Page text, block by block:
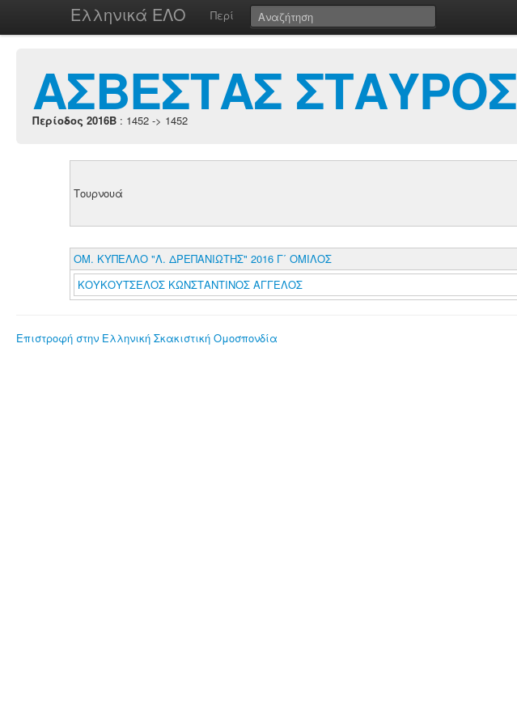
Ελληνικά ΕΛΟ Περί
ΑΣΒΕΣΤΑΣ ΣΤΑΥΡΟΣ
Περίοδος 2016B : 1452 -> 1452
Τουρνουά
ΟΜ. ΚΥΠΕΛΛΟ "Λ. ΔΡΕΠΑΝΙΩΤΗΣ" 2016 Γ΄ ΟΜΙΛΟΣ
ΚΟΥΚΟΥΤΣΕΛΟΣ ΚΩΝΣΤΑΝΤΙΝΟΣ ΑΓΓΕΛΟΣ
Επιστροφή στην Ελληνική Σκακιστική Ομοσπονδία